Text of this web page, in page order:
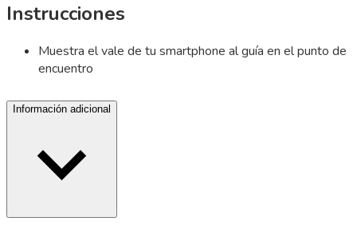
Instrucciones
Muestra el vale de tu smartphone al guía en el punto de
encuentro
Información adicional